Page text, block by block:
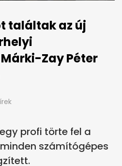
találtak az új
Zay Péter
profi törte fel a
számítógépes